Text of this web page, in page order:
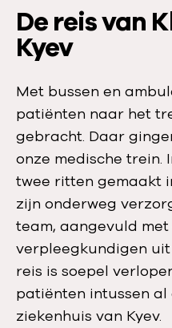
De reis van
Kyev
Met bussen en
patiënten naar het
gebracht. Daar
onze medische trein.
twee ritten gemaakt
zijn onderweg
team, aangevuld
verpleegkundigen uit
reis is soepel
patiënten intussen
ziekenhuis van Kyev.